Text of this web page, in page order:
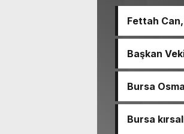
Fettah
Başkan
Bursa
Bursa